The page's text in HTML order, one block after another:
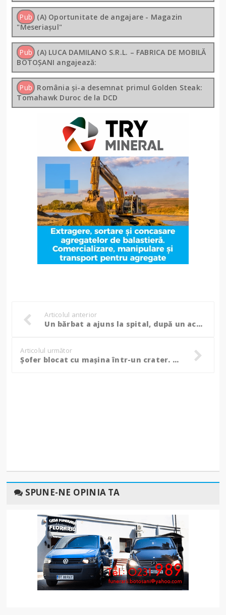
Pub (A) Oportunitate de angajare - Magazin
"Meseriașul"
Pub (A) LUCA DAMILANO S.R.L. – FABRICA DE MOBILĂ
BOTOȘANI angajează:
Pub România și-a desemnat primul Golden Steak:
Tomahawk Duroc de la DCD
Articolul anterior
Un bărbat a ajuns la spital, după un accident ciudat
Articolul următor
Șofer blocat cu mașina într-un crater. Au intervenit pompierii
SPUNE-NE OPINIA TA